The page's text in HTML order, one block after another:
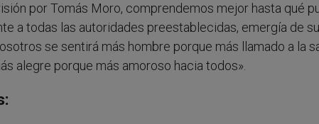
por Tomás Moro, comprendemos mejor hasta qué
a todas las autoridades preestablecidas, emergía de su
se sentirá más hombre porque más llamado a la
alegre porque más amoroso hacia todos».